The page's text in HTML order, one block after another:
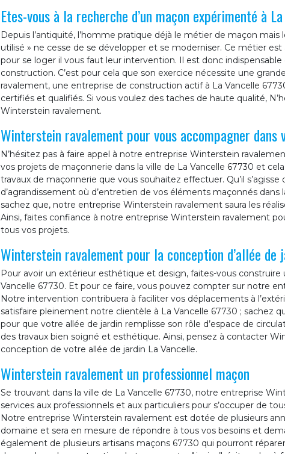
Etes-vous à la recherche d’un maçon expérimenté à
Depuis l’antiquité, l’homme pratique déjà le métier de maçon
utilisé » ne cesse de se développer et se moderniser. Ce métier est
pour se loger il vous faut leur intervention. Il est donc indispensable
construction. C’est pour cela que son exercice nécessite une
ravalement, une entreprise de construction actif à La Vancelle
certifiés et qualifiés. Si vous voulez des taches de haute qualité,
Winterstein ravalement.
Winterstein ravalement pour vous accompagner dans
N’hésitez pas à faire appel à notre entreprise Winterstein
vos projets de maçonnerie dans la ville de La Vancelle 67730 et
travaux de maçonnerie que vous souhaitez effectuer. Qu’il
d’agrandissement où d’entretien de vos éléments maçonnés dans
sachez que, notre entreprise Winterstein ravalement saura les
Ainsi, faites confiance à notre entreprise Winterstein ravalement
tous vos projets.
Winterstein ravalement pour la conception d’allée de
Pour avoir un extérieur esthétique et design, faites-vous construire
Vancelle 67730. Et pour ce faire, vous pouvez compter sur notre
Notre intervention contribuera à faciliter vos déplacements à
satisfaire pleinement notre clientèle à La Vancelle 67730 ; sachez
pour que votre allée de jardin remplisse son rôle d’espace de
des travaux bien soigné et esthétique. Ainsi, pensez à contacter
conception de votre allée de jardin La Vancelle.
Winterstein ravalement un professionnel maçon
Se trouvant dans la ville de La Vancelle 67730, notre entreprise
services aux professionnels et aux particuliers pour s’occuper de
Notre entreprise Winterstein ravalement est dotée de plusieurs
domaine et sera en mesure de répondre à tous vos besoins et
également de plusieurs artisans maçons 67730 qui pourront